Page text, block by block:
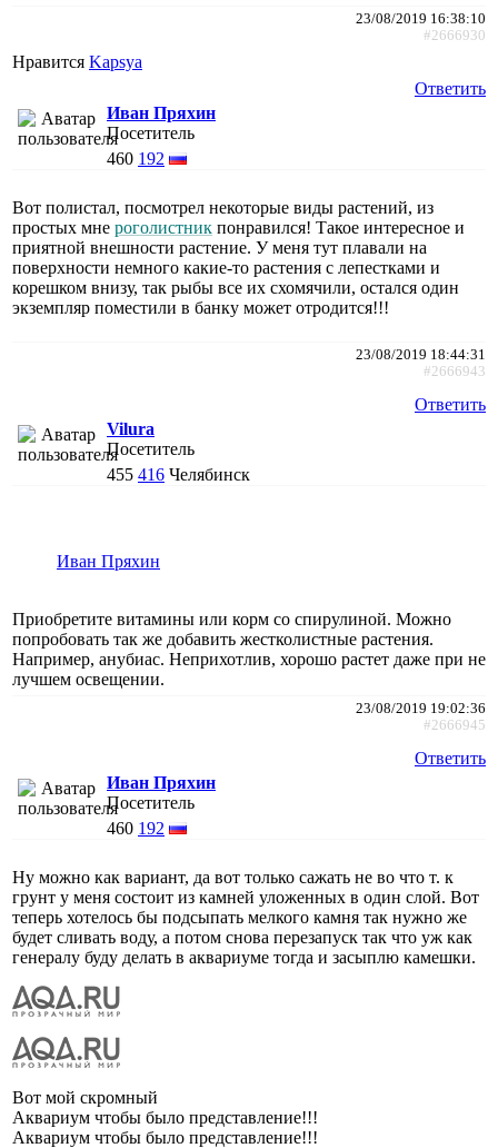
23/08/2019 16:38:10
#2666930
Нравится Kapsya
Ответить
Иван Пряхин
Посетитель
460 192
Вот полистал, посмотрел некоторые виды растений, из
простых мне роголистник понравился! Такое интересное и
приятной внешности растение. У меня тут плавали на
поверхности немного какие-то растения с лепестками и
корешком внизу, так рыбы все их схомячили, остался один
экземпляр поместили в банку может отродится!!!
23/08/2019 18:44:31
#2666943
Ответить
Vilura
Посетитель
455 416 Челябинск
Иван Пряхин
Приобретите витамины или корм со спирулиной. Можно
попробовать так же добавить жестколистные растения.
Например, анубиас. Неприхотлив, хорошо растет даже при не
лучшем освещении.
23/08/2019 19:02:36
#2666945
Ответить
Иван Пряхин
Посетитель
460 192
Ну можно как вариант, да вот только сажать не во что т. к
грунт у меня состоит из камней уложенных в один слой. Вот
теперь хотелось бы подсыпать мелкого камня так нужно же
будет сливать воду, а потом снова перезапуск так что уж как
генералу буду делать в аквариуме тогда и засыплю камешки.
Вот мой скромный
Аквариум чтобы было представление!!!
Аквариум чтобы было представление!!!